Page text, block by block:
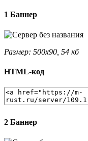
1 Баннер
Размер: 500x90, 54 кб
HTML-код
2 Баннер